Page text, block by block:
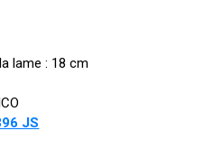
lame : 18 cm
JS